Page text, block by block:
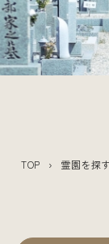
TOP › 霊園を探